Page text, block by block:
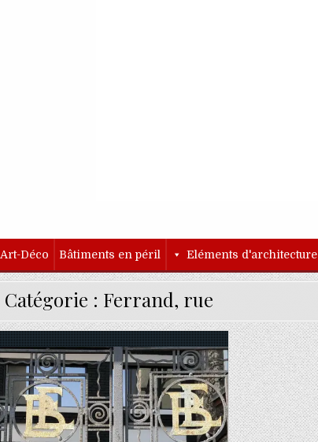
Art-Déco Bâtiments en péril Eléments d'architecture
Catégorie : Ferrand, rue
Posted in